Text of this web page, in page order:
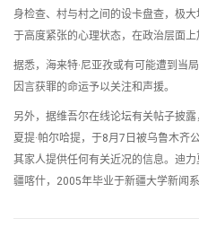
身检查、村与村之间的设卡盘查，极
于高度紧张的心理状态，在政治层面上
据悉，海来特·尼亚孜或有可能遭到当
因言获罪的命运予以关注和声援。
另外，据维吾尔在线论坛有关帖子披
夏提·帕尔哈提，于8月7日被乌鲁木齐
其家人提供任何有关近况的信息。迪
疆喀什，2005年毕业于新疆大学新闻系